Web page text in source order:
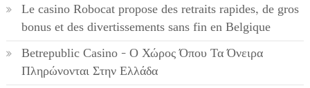
Le casino Robocat propose des retraits rapides, de gros
bonus et des divertissements sans fin en Belgique
Betrepublic Casino – Ο Χώρος Όπου Τα Όνειρα
Πληρώνονται Στην Ελλάδα